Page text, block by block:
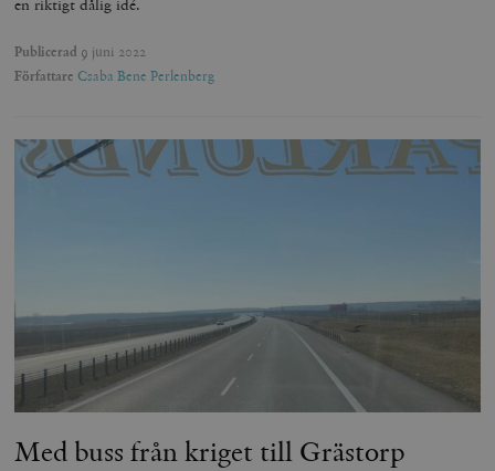
en riktigt dålig idé.
Publicerad 9 juni 2022
Författare Csaba Bene Perlenberg
Med buss från kriget till Grästorp